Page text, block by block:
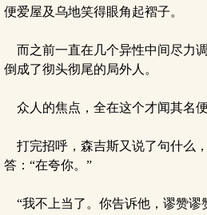
便爱屋及乌地笑得眼角起褶子。
而之前一直在几个异性中间尽力
倒成了彻头彻尾的局外人。
众人的焦点，全在这个才闻其名
打完招呼，森吉斯又说了句什么
答：“在夸你。”
“我不上当了。你告诉他，谬赞谬